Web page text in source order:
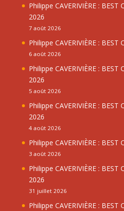
Philippe CAVERIVIÈRE :
2026
7 août 2026
Philippe CAVERIVIÈRE :
6 août 2026
Philippe CAVERIVIÈRE :
2026
5 août 2026
Philippe CAVERIVIÈRE :
2026
4 août 2026
Philippe CAVERIVIÈRE :
3 août 2026
Philippe CAVERIVIÈRE :
2026
31 juillet 2026
Philippe CAVERIVIÈRE :